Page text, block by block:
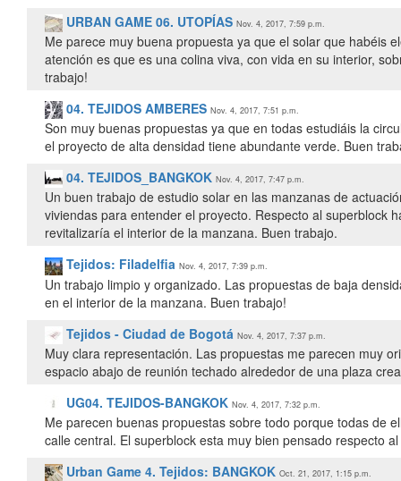
URBAN GAME 06. UTOPÍAS Nov. 4, 2017, 7:59 p.m.
Me parece muy buena propuesta ya que el solar que habéis
atención es que es una colina viva, con vida en su interior,
trabajo!
04. TEJIDOS AMBERES Nov. 4, 2017, 7:51 p.m.
Son muy buenas propuestas ya que en todas estudiáis la
el proyecto de alta densidad tiene abundante verde. Buen
04. TEJIDOS_BANGKOK Nov. 4, 2017, 7:47 p.m.
Un buen trabajo de estudio solar en las manzanas de
viviendas para entender el proyecto. Respecto al superblock
revitalizaría el interior de la manzana. Buen trabajo.
Tejidos: Filadelfia Nov. 4, 2017, 7:39 p.m.
Un trabajo limpio y organizado. Las propuestas de baja
en el interior de la manzana. Buen trabajo!
Tejidos - Ciudad de Bogotá Nov. 4, 2017, 7:37 p.m.
Muy clara representación. Las propuestas me parecen muy
espacio abajo de reunión techado alrededor de una plaza
UG04. TEJIDOS-BANGKOK Nov. 4, 2017, 7:32 p.m.
Me parecen buenas propuestas sobre todo porque todas de
calle central. El superblock esta muy bien pensado respecto
Urban Game 4. Tejidos: BANGKOK Oct. 21, 2017, 1:15 p.m.